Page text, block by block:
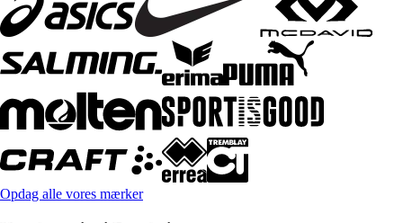
Opdag alle vores mærker